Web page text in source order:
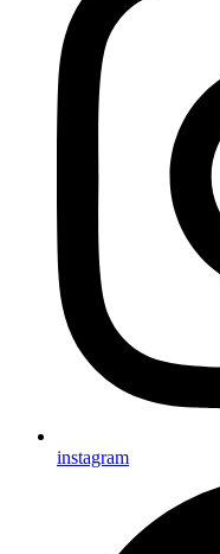
instagram